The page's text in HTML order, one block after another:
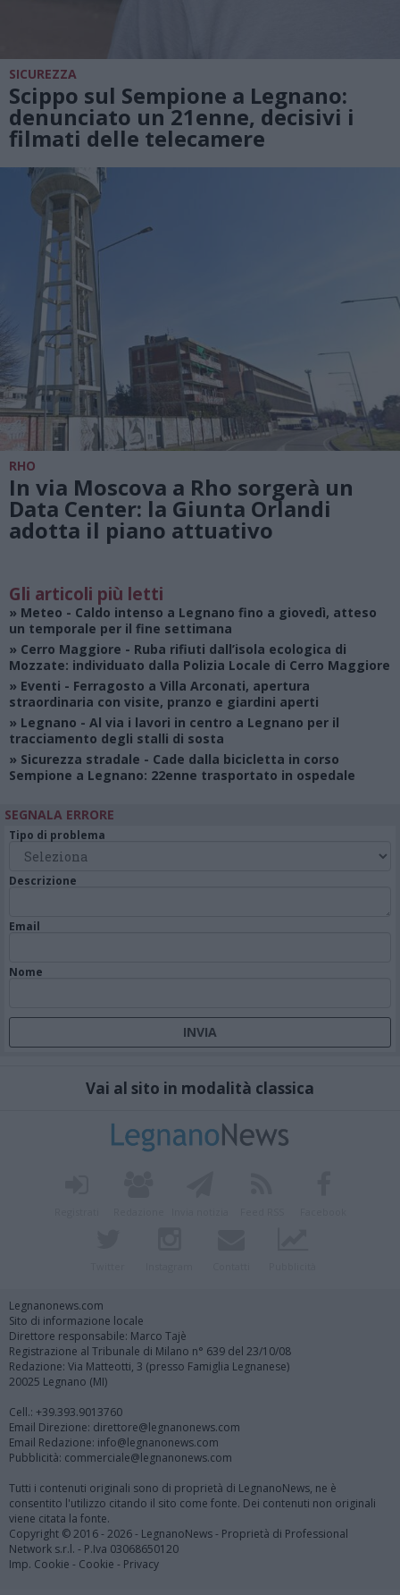
SICUREZZA
Scippo sul Sempione a Legnano:
denunciato un 21enne, decisivi i
filmati delle telecamere
RHO
In via Moscova a Rho sorgerà un
Data Center: la Giunta Orlandi
adotta il piano attuativo
Gli articoli più letti
» Meteo - Caldo intenso a Legnano fino a giovedì, atteso
un temporale per il fine settimana
» Cerro Maggiore - Ruba rifiuti dall’isola ecologica di
Mozzate: individuato dalla Polizia Locale di Cerro Maggiore
» Eventi - Ferragosto a Villa Arconati, apertura
straordinaria con visite, pranzo e giardini aperti
» Legnano - Al via i lavori in centro a Legnano per il
tracciamento degli stalli di sosta
» Sicurezza stradale - Cade dalla bicicletta in corso
Sempione a Legnano: 22enne trasportato in ospedale
SEGNALA ERRORE
Tipo di problema
Descrizione
Email
Nome
Vai al sito in modalità classica
Legnanonews.com
Sito di informazione locale
Direttore responsabile: Marco Tajè
Registrazione al Tribunale di Milano n° 639 del 23/10/08
Redazione: Via Matteotti, 3 (presso Famiglia Legnanese)
20025 Legnano (MI)
Cell.: +39.393.9013760
Email Direzione: direttore@legnanonews.com
Email Redazione: info@legnanonews.com
Pubblicità: commerciale@legnanonews.com
Tutti i contenuti originali sono di proprietà di LegnanoNews, ne è
consentito l'utilizzo citando il sito come fonte. Dei contenuti non originali
viene citata la fonte.
Copyright © 2016 - 2026 - LegnanoNews - Proprietà di Professional
Network s.r.l. - P.Iva 03068650120
Imp. Cookie - Cookie - Privacy